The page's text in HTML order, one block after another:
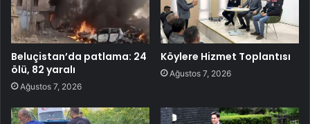
Beluçistan’da patlama: 24
ölü, 82 yaralı
Ağustos 7, 2026
Köylere Hizmet Toplantısı
Ağustos 7, 2026